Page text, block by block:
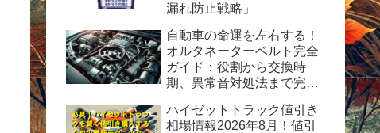
漏れ防止戦略」
自動車の命運を左右する！
オルタネーターベルト完全
ガイド：役割から交換時
期、異常音対処法まで完全
ハイゼットトラック値引き
相場情報2026年8月！値引